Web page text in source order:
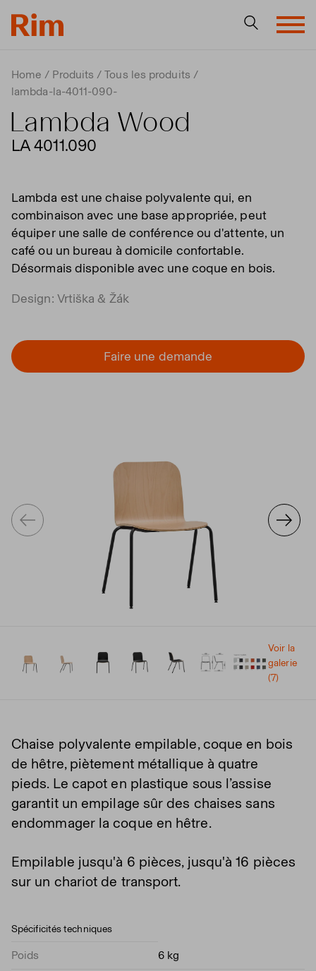
Home Produits
Tous les produits
lambda-la-4011-090-
Lambda Wood
LA 4011.090
Lambda est une chaise polyvalente qui, en
combinaison avec une base appropriée, peut
équiper une salle de conférence ou d'attente, un
café ou un bureau à domicile confortable.
Désormais disponible avec une coque en bois.
Design: Vrtiška & Žák
Faire une demande
Voir la
galerie
(7)
Chaise polyvalente empilable, coque en bois
de hêtre, piètement métallique à quatre
pieds. Le capot en plastique sous l’assise
garantit un empilage sûr des chaises sans
endommager la coque en hêtre.
Empilable jusqu'à 6 pièces, jusqu'à 16 pièces
sur un chariot de transport.
Spécificités techniques
Poids 6 kg